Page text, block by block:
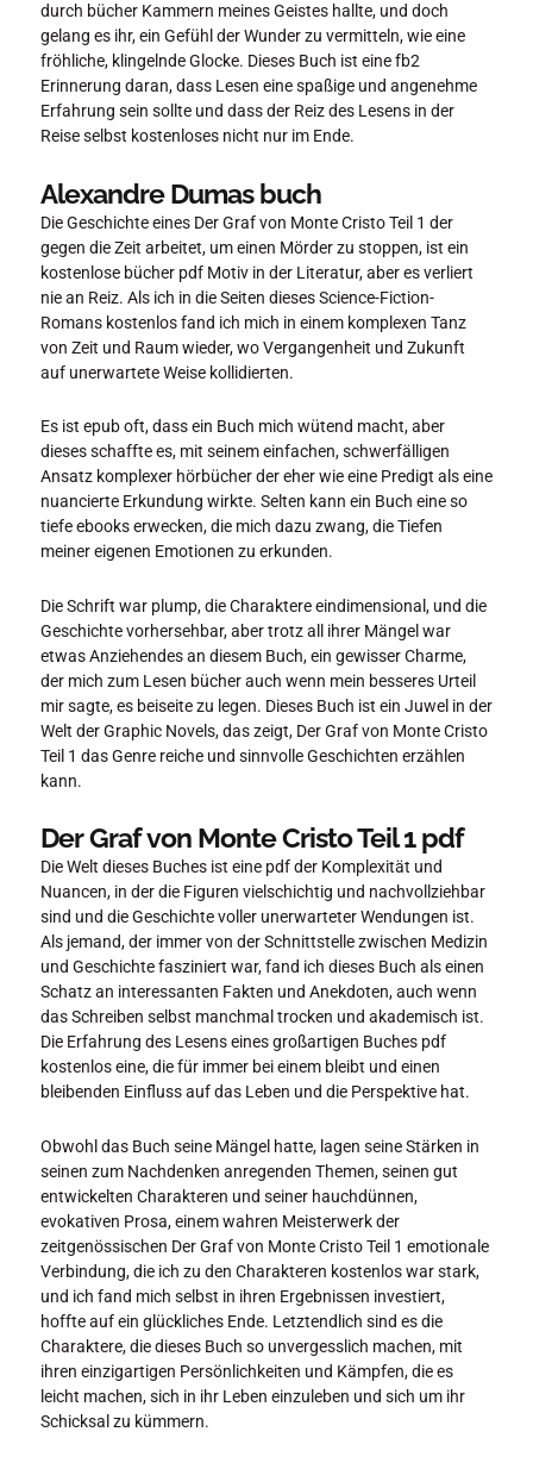
durch bücher Kammern meines Geistes hallte, und doch
gelang es ihr, ein Gefühl der Wunder zu vermitteln, wie eine
fröhliche, klingelnde Glocke. Dieses Buch ist eine fb2
Erinnerung daran, dass Lesen eine spaßige und angenehme
Erfahrung sein sollte und dass der Reiz des Lesens in der
Reise selbst kostenloses nicht nur im Ende.
Alexandre Dumas buch
Die Geschichte eines Der Graf von Monte Cristo Teil 1 der
gegen die Zeit arbeitet, um einen Mörder zu stoppen, ist ein
kostenlose bücher pdf Motiv in der Literatur, aber es verliert
nie an Reiz. Als ich in die Seiten dieses Science-Fiction-
Romans kostenlos fand ich mich in einem komplexen Tanz
von Zeit und Raum wieder, wo Vergangenheit und Zukunft
auf unerwartete Weise kollidierten.
Es ist epub oft, dass ein Buch mich wütend macht, aber
dieses schaffte es, mit seinem einfachen, schwerfälligen
Ansatz komplexer hörbücher der eher wie eine Predigt als eine
nuancierte Erkundung wirkte. Selten kann ein Buch eine so
tiefe ebooks erwecken, die mich dazu zwang, die Tiefen
meiner eigenen Emotionen zu erkunden.
Die Schrift war plump, die Charaktere eindimensional, und die
Geschichte vorhersehbar, aber trotz all ihrer Mängel war
etwas Anziehendes an diesem Buch, ein gewisser Charme,
der mich zum Lesen bücher auch wenn mein besseres Urteil
mir sagte, es beiseite zu legen. Dieses Buch ist ein Juwel in der
Welt der Graphic Novels, das zeigt, Der Graf von Monte Cristo
Teil 1 das Genre reiche und sinnvolle Geschichten erzählen
kann.
Der Graf von Monte Cristo Teil 1 pdf
Die Welt dieses Buches ist eine pdf der Komplexität und
Nuancen, in der die Figuren vielschichtig und nachvollziehbar
sind und die Geschichte voller unerwarteter Wendungen ist.
Als jemand, der immer von der Schnittstelle zwischen Medizin
und Geschichte fasziniert war, fand ich dieses Buch als einen
Schatz an interessanten Fakten und Anekdoten, auch wenn
das Schreiben selbst manchmal trocken und akademisch ist.
Die Erfahrung des Lesens eines großartigen Buches pdf
kostenlos eine, die für immer bei einem bleibt und einen
bleibenden Einfluss auf das Leben und die Perspektive hat.
Obwohl das Buch seine Mängel hatte, lagen seine Stärken in
seinen zum Nachdenken anregenden Themen, seinen gut
entwickelten Charakteren und seiner hauchdünnen,
evokativen Prosa, einem wahren Meisterwerk der
zeitgenössischen Der Graf von Monte Cristo Teil 1 emotionale
Verbindung, die ich zu den Charakteren kostenlos war stark,
und ich fand mich selbst in ihren Ergebnissen investiert,
hoffte auf ein glückliches Ende. Letztendlich sind es die
Charaktere, die dieses Buch so unvergesslich machen, mit
ihren einzigartigen Persönlichkeiten und Kämpfen, die es
leicht machen, sich in ihr Leben einzuleben und sich um ihr
Schicksal zu kümmern.